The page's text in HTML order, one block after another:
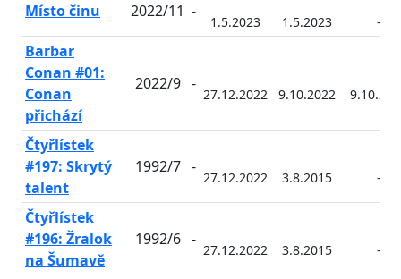
Místo činu 2022/11 -
1.5.2023 1.5.2023 -
Barbar
Conan #01:
Conan
přichází
2022/9 -
27.12.2022 9.10.2022
Čtyřlístek
#197: Skrytý
talent
1992/7 -
27.12.2022 3.8.2015 -
Čtyřlístek
#196: Žralok
na Šumavě
1992/6 -
27.12.2022 3.8.2015 -